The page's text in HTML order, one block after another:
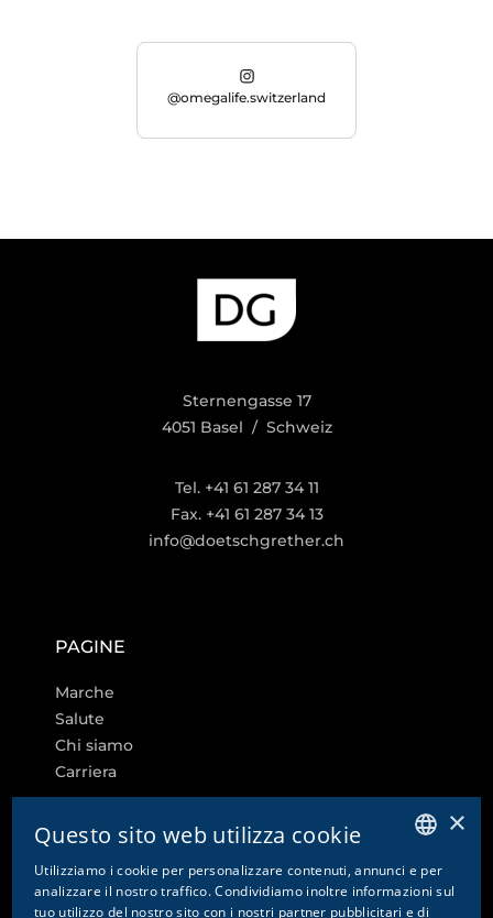
@omegalife.switzerland
Sternengasse 17
4051 Basel / Schweiz
Tel. +41 61 287 34 11
Fax. +41 61 287 34 13
info@doetschgrether.ch
PAGINE
Marche
Salute
Chi siamo
Carriera
ALTRI LINK GERMAN
×
Questo sito web utilizza cookie
Utilizziamo i cookie per personalizzare contenuti, annunci e per
analizzare il nostro traffico. Condividiamo inoltre informazioni sul
tuo utilizzo del nostro sito con i nostri partner pubblicitari e di